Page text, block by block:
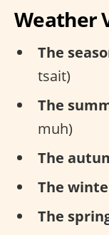
Weather
The
tsait)
The
muh)
The
The
The